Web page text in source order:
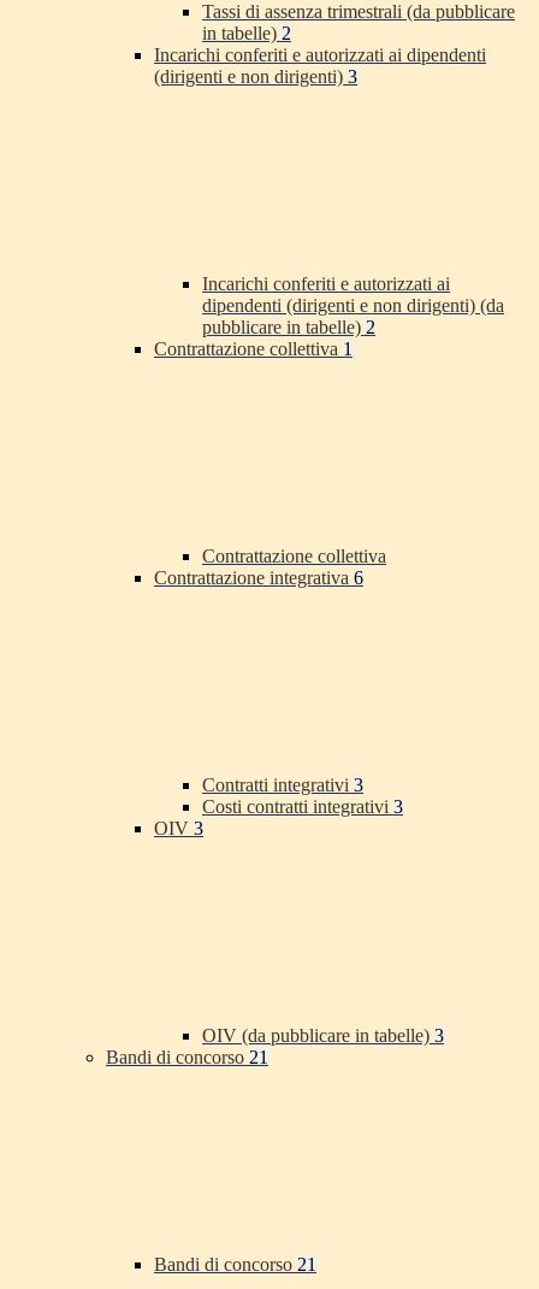
Tassi di assenza trimestrali (da pubblicare
in tabelle) 2
Incarichi conferiti e autorizzati ai dipendenti
(dirigenti e non dirigenti) 3
Incarichi conferiti e autorizzati ai
dipendenti (dirigenti e non dirigenti) (da
pubblicare in tabelle) 2
Contrattazione collettiva 1
Contrattazione collettiva
Contrattazione integrativa 6
Contratti integrativi 3
Costi contratti integrativi 3
OIV 3
OIV (da pubblicare in tabelle) 3
Bandi di concorso 21
Bandi di concorso 21